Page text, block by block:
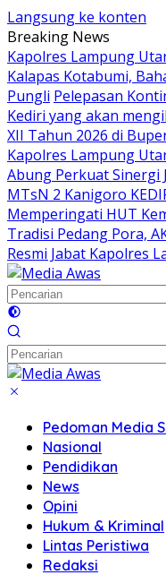
Langsung ke konten
Breaking News
Kapolres Lampung
Kalapas Kotabumi,
Pungli Pelepasan
Kediri yang akan
XII Tahun 2026 di
Kapolres Lampung
Abung Perkuat Sinergi
MTsN 2 Kanigoro
Memperingati HUT
Tradisi Pedang Pora,
Resmi Jabat Kapolres
Pedoman Media
Nasional
Pendidikan
News
Opini
Hukum & Kriminal
Lintas Peristiwa
Redaksi